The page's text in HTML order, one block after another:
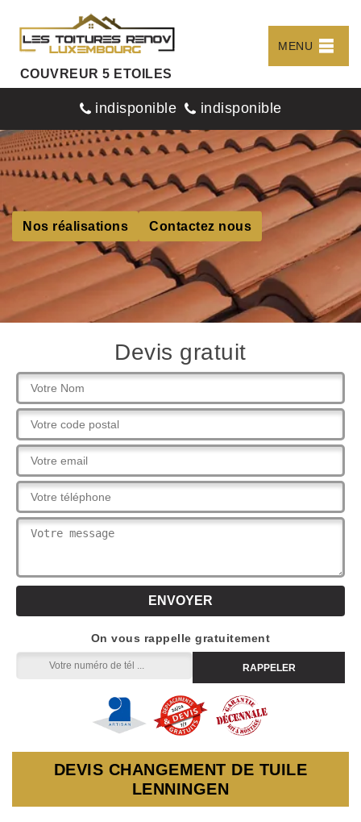
COUVREUR 5 ETOILES
MENU
indisponible indisponible
Nos réalisations Contactez nous
Devis gratuit
On vous rappelle gratuitement
DEVIS CHANGEMENT DE TUILE
LENNINGEN